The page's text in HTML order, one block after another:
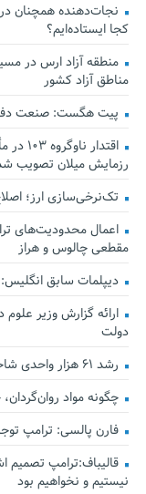
کجا ایستاده‌ایم؟
منطقه آزاد ارس در
مناطق آزاد کشور
پیت هگست: صنعت
رزمایش میلان تصویب
تک‌نرخی‌سازی ارز؛
اعمال محدودیت‌های
مقطعی چالوس و هراز
دیپلمات سابق
ارائه گزارش وزیر
دولت
رشد ۶۱ هزار واحدی شاخص بورس
چگونه مواد
فارن پالسی: ترامپ
قالیباف:ترامپ تصمیم
نیستیم و نخواهیم بود